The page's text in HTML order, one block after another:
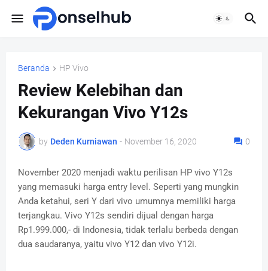
Beranda HP Vivo
Review Kelebihan dan
Kekurangan Vivo Y12s
by Deden Kurniawan - November 16, 2020 0
November 2020 menjadi waktu perilisan HP vivo Y12s
yang memasuki harga entry level. Seperti yang mungkin
Anda ketahui, seri Y dari vivo umumnya memiliki harga
terjangkau. Vivo Y12s sendiri dijual dengan harga
Rp1.999.000,- di Indonesia, tidak terlalu berbeda dengan
dua saudaranya, yaitu vivo Y12 dan vivo Y12i.